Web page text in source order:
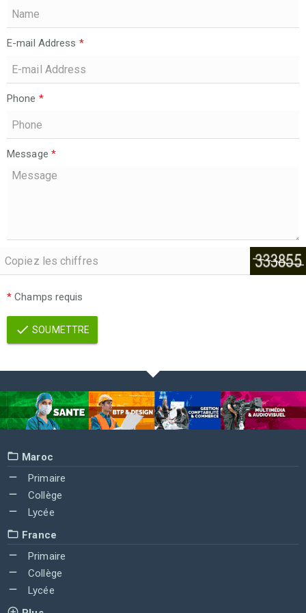
E-mail Address *
Phone *
Message *
* Champs requis
SOUMETTRE
Maroc
Primaire
Collège
Lycée
France
Primaire
Collège
Lycée